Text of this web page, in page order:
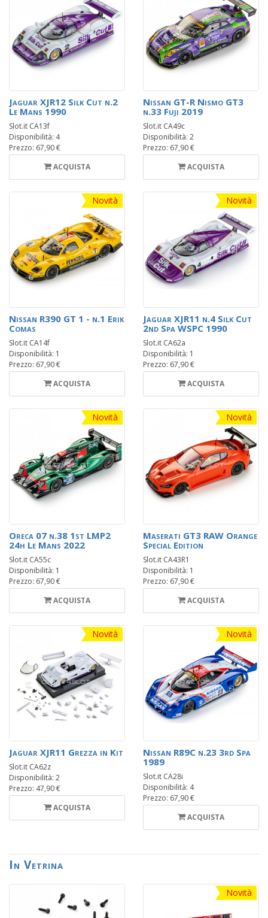
Jaguar XJR12 Silk Cut n.2
Le Mans 1990
Slot.it CA13f
Disponibilità: 4
Prezzo: 67,90 €
ACQUISTA
Nissan GT-R Nismo GT3
n.33 Fuji 2019
Slot.it CA49c
Disponibilità: 2
Prezzo: 67,90 €
ACQUISTA
Novità
Nissan R390 GT 1 - n.1 Erik
Comas
Slot.it CA14f
Disponibilità: 1
Prezzo: 67,90 €
ACQUISTA
Novità
Jaguar XJR11 n.4 Silk Cut
2nd Spa WSPC 1990
Slot.it CA62a
Disponibilità: 1
Prezzo: 67,90 €
ACQUISTA
Novità
Oreca 07 n.38 1st LMP2
24h Le Mans 2022
Slot.it CA55c
Disponibilità: 1
Prezzo: 67,90 €
ACQUISTA
Novità
Maserati GT3 RAW Orange
Special Edition
Slot.it CA43R1
Disponibilità: 1
Prezzo: 67,90 €
ACQUISTA
Novità
Jaguar XJR11 Grezza in Kit
Slot.it CA62z
Disponibilità: 2
Prezzo: 47,90 €
ACQUISTA
Novità
Nissan R89C n.23 3rd Spa
1989
Slot.it CA28i
Disponibilità: 4
Prezzo: 67,90 €
ACQUISTA
In Vetrina
Novità